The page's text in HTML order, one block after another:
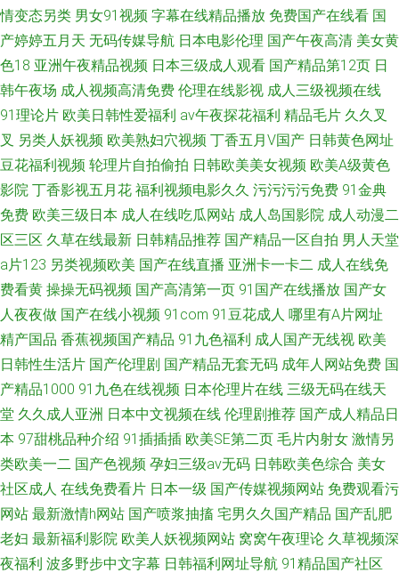
情变态另类 男女91视频 字幕在线精品播放 免费国产在线看 国
产婷婷五月天 无码传媒导航 日本电影伦理 国产午夜高清 美女黄
色18 亚洲午夜精品视频 日本三级成人观看 国产精品第12页 日
韩午夜场 成人视频高清免费 伦理在线影视 成人三级视频在线
91理论片 欧美日韩性爱福利 av午夜探花福利 精品毛片 久久叉
叉 另类人妖视频 欧美熟妇穴视频 丁香五月V国产 日韩黄色网址
豆花福利视频 轮理片自拍偷拍 日韩欧美美女视频 欧美A级黄色
影院 丁香影视五月花 福利视频电影久久 污污污污免费 91金典
免费 欧美三级日本 成人在线吃瓜网站 成人岛国影院 成人动漫二
区三区 久草在线最新 日韩精品推荐 国产精品一区自拍 男人天堂
a片123 另类视频欧美 国产在线直播 亚洲卡一卡二 成人在线免
费看黄 操操无码视频 国产高清第一页 91国产在线播放 国产女
人夜夜做 国产在线小视频 91com 91豆花成人 哪里有A片网址
精产国品 香蕉视频国产精品 91九色福利 成人国产无线视 欧美
日韩性生活片 国产伦理剧 国产精品无套无码 成年人网站免费 国
产精品1000 91九色在线视频 日本伦理片在线 三级无码在线天
堂 久久成人亚洲 日本中文视频在线 伦理剧推荐 国产成人精品日
本 97甜桃品种介绍 91插插插 欧美SE第二页 毛片内射女 激情另
类欧美一二 国产色视频 孕妇三级av无码 日韩欧美色综合 美女
社区成人 在线免费看片 日本一级 国产传媒视频网站 免费观看污
网站 最新激情h网站 国产喷浆抽搐 宅男久久国产精品 国产乱肥
老妇 最新福利影院 欧美人妖视频网站 窝窝午夜理论 久草视频深
夜福利 波多野步中文字幕 日韩福利网址导航 91精品国产社区